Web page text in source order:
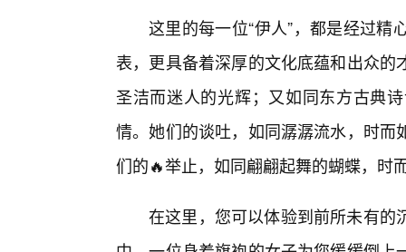
这里的每一位“伊人”，都是经过
表，更具备着深厚的文化底蕴和出众
圣洁而迷人的光辉；又如同东方古典
情。她们的谈吐，如同潺潺流水，时
们的🔥举止，如同翩翩起舞的蝴蝶，时
在这里，您可以体验到前所未有的